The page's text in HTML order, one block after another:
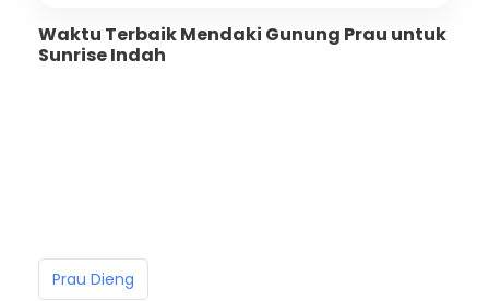
Waktu Terbaik Mendaki Gunung Prau untuk
Sunrise Indah
Prau Dieng